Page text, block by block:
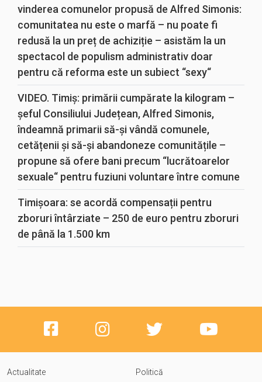
vinderea comunelor propusă de Alfred Simonis:
comunitatea nu este o marfă – nu poate fi
redusă la un preț de achiziție – asistăm la un
spectacol de populism administrativ doar
pentru că reforma este un subiect “sexy“
VIDEO. Timiș: primării cumpărate la kilogram –
șeful Consiliului Județean, Alfred Simonis,
îndeamnă primarii să-și vândă comunele,
cetățenii și să-și abandoneze comunitățile –
propune să ofere bani precum “lucrătoarelor
sexuale“ pentru fuziuni voluntare între comune
Timișoara: se acordă compensații pentru
zboruri întârziate – 250 de euro pentru zboruri
de până la 1.500 km
Actualitate Politică